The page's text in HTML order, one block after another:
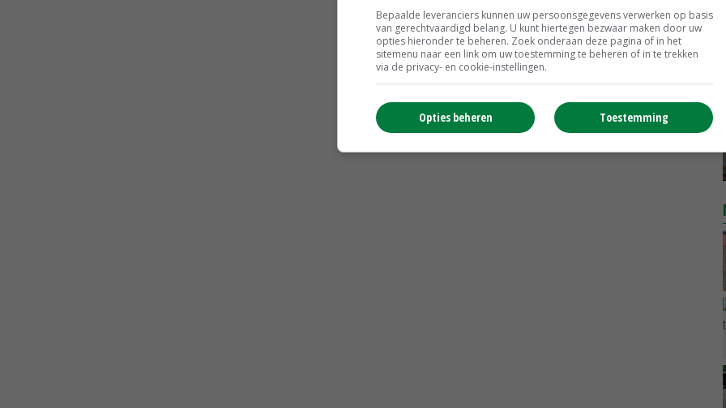
Bepaalde leveranciers kunnen uw persoonsgegevens verwerken op basis
van gerechtvaardigd belang. U kunt hiertegen bezwaar maken door uw
opties hieronder te beheren. Zoek onderaan deze pagina of in het
sitemenu naar een link om uw toestemming te beheren of in te trekken
via de privacy- en cookie-instellingen.
Toestemming
Opties beheren